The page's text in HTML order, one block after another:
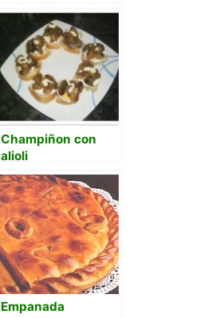
Champiñon con
alioli
Empanada